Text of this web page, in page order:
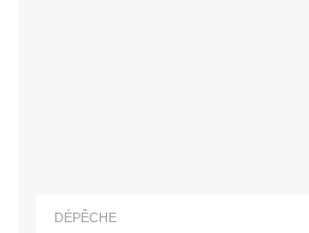
DÉPÊCHE